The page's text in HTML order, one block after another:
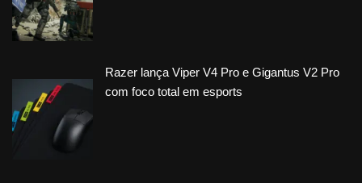
Razer lança Viper V4 Pro e Gigantus V2 Pro
com foco total em esports